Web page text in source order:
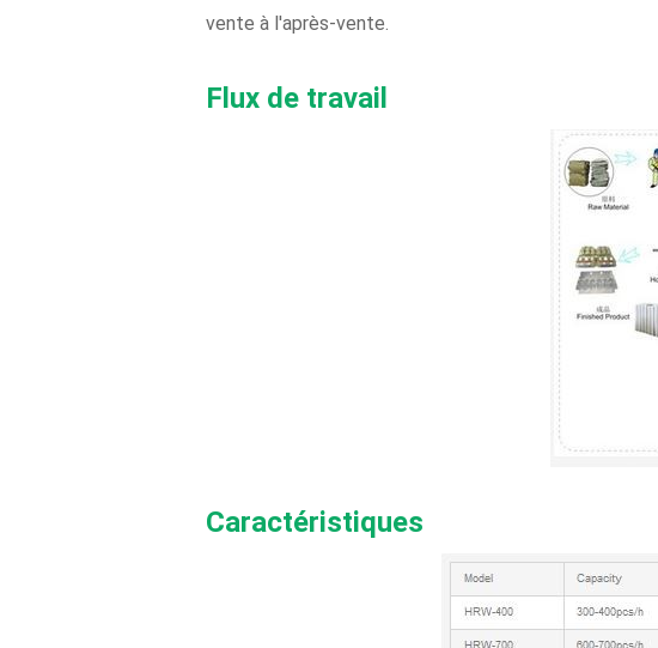
vente à l'après-vente.
Flux de travail
Caractéristiques